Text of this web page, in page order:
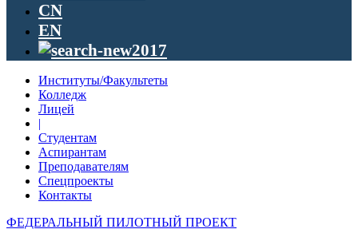
CN
EN
Институты/Факультеты
Колледж
Лицей
|
Студентам
Аспирантам
Преподавателям
Спецпроекты
Контакты
ФЕДЕРАЛЬНЫЙ ПИЛОТНЫЙ ПРОЕКТ